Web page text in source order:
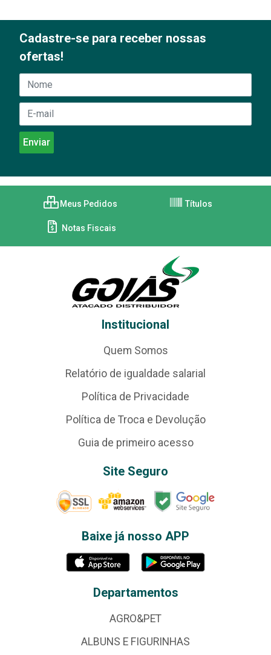
Cadastre-se para receber nossas
ofertas!
Meus Pedidos Títulos
Notas Fiscais
Institucional
Quem Somos
Relatório de igualdade salarial
Política de Privacidade
Política de Troca e Devolução
Guia de primeiro acesso
Site Seguro
Baixe já nosso APP
Departamentos
AGRO&PET
ALBUNS E FIGURINHAS